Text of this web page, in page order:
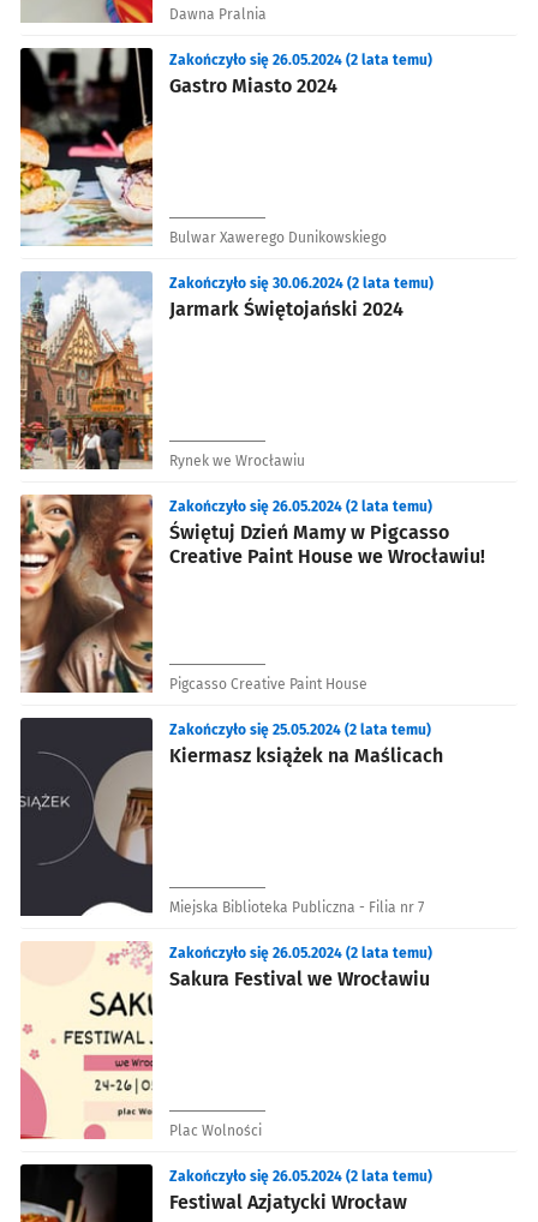
Dawna Pralnia
Gastro Miasto 2024
Zakończyło się 26.05.2024 (2 lata temu)
Bulwar Xawerego Dunikowskiego
Jarmark Świętojański 2024
Zakończyło się 30.06.2024 (2 lata temu)
Rynek we Wrocławiu
Świętuj Dzień Mamy w Pigcasso
Creative Paint House we Wrocławiu!
Zakończyło się 26.05.2024 (2 lata temu)
Pigcasso Creative Paint House
Kiermasz książek na Maślicach
Zakończyło się 25.05.2024 (2 lata temu)
Miejska Biblioteka Publiczna - Filia nr 7
Sakura Festival we Wrocławiu
Zakończyło się 26.05.2024 (2 lata temu)
Plac Wolności
Festiwal Azjatycki Wrocław
Zakończyło się 26.05.2024 (2 lata temu)